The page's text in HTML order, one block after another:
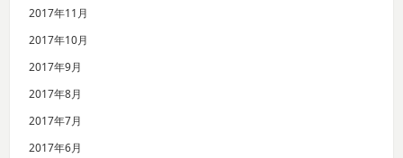
2017年11月
2017年10月
2017年9月
2017年8月
2017年7月
2017年6月